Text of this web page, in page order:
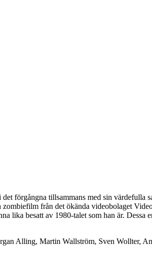
tillsammans med sin värdefulla
från det ökända videobolaget
lika besatt av 1980-talet som han är. Dessa
Alling, Martin Wallström, Sven Wollter,